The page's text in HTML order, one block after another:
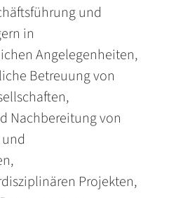
und
in
Angelegenheiten,
Betreuung von
Nachbereitung von
Projekten,